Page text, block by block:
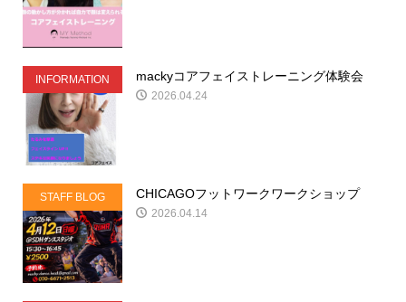
INFORMATION mackyコアフェイストレーニング体験会
2026.04.24
STAFF BLOG CHICAGOフットワークワークショップ
2026.04.14